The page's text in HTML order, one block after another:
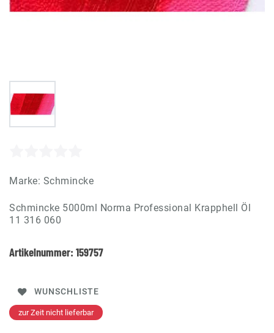
Marke: Schmincke
Schmincke 5000ml Norma Professional Krapphell Öl
11 316 060
Artikelnummer: 159757
WUNSCHLISTE
zur Zeit nicht lieferbar